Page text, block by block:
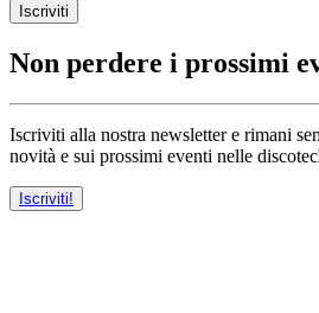
Iscriviti
Non perdere i prossimi
Iscriviti alla nostra newsletter e rimani
novità e sui prossimi eventi nelle
Iscriviti!